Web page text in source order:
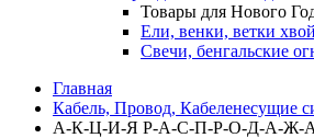
Товары для Нового
Ели, венки, ветки
Свечи, бенгальские
Главная
Кабель, Провод, Кабеленесущие
А-К-Ц-И-Я Р-А-С-П-Р-О-Д-А-Ж-А